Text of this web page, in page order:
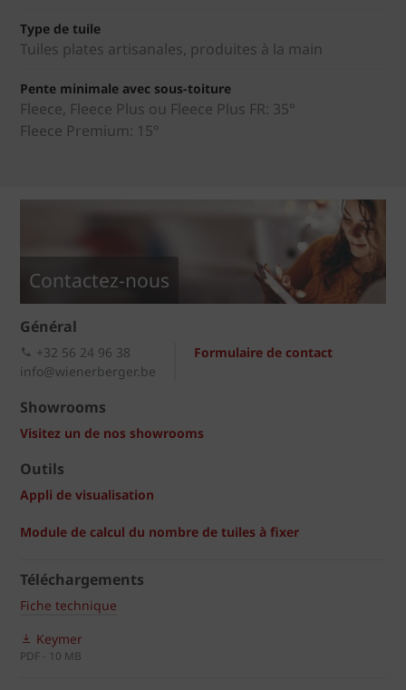
Type de tuile
Tuiles plates artisanales, produites à la main
Pente minimale avec sous-toiture
Fleece, Fleece Plus ou Fleece Plus FR: 35°
Fleece Premium: 15°
Contactez-nous
Général
Formulaire de contact
+32 56 24 96 38
info@wienerberger.be
Showrooms
Visitez un de nos showrooms
Outils
Appli de visualisation
Module de calcul du nombre de tuiles à fixer
Téléchargements
Fiche technique
Keymer
PDF - 10 MB